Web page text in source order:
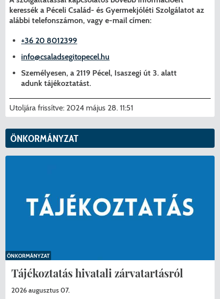
keressék a Péceli Család- és Gyermekjóléti Szolgálatot az
alábbi telefonszámon, vagy e-mail címen:
+36 20 8012399
info@csaladsegitopecel.hu
Személyesen, a 2119 Pécel, Isaszegi út 3. alatt
adunk tájékoztatást.
Utoljára frissítve: 2024 május 28. 11:51
ÖNKORMÁNYZAT
Tájékoztatás hivatali zárvatartásról
2026 augusztus 07.
ÖNKORMÁNYZAT
KERESÉS